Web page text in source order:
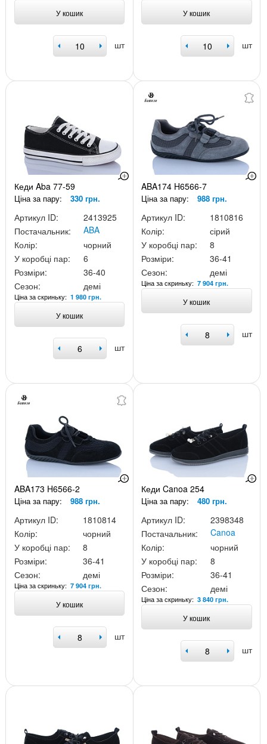
У кошик
шт
У кошик
шт
Кеди Aba 77-59
Ціна за пару: 330 грн.
Артикул ID:
2413925
Постачальник:
ABA
Колір:
чорний
У коробці пар:
6
Розміри:
36-40
Сезон:
демі
Ціна за скриньку: 1 980 грн.
У кошик
шт
ABA174 H6566-7
Ціна за пару: 988 грн.
Артикул ID:
1810816
Колір:
сірий
У коробці пар:
8
Розміри:
36-41
Сезон:
демі
Ціна за скриньку:7 904 грн.
У кошик
шт
ABA173 H6566-2
Ціна за пару: 988 грн.
Артикул ID:
1810814
Колір:
чорний
У коробці пар:
8
Розміри:
36-41
Сезон:
демі
Ціна за скриньку: 7 904 грн.
У кошик
шт
Кеди Canoa 254
Ціна за пару: 480 грн.
Артикул ID:
2398348
Постачальник:
Canoa
Колір:
чорний
У коробці пар:
8
Розміри:
36-41
Сезон:
демі
Ціна за скриньку:3 840 грн.
У кошик
шт